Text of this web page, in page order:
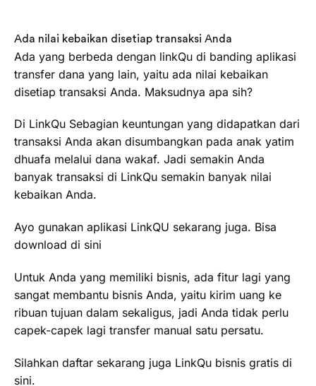
Ada nilai kebaikan disetiap transaksi Anda
Ada yang berbeda dengan linkQu di banding aplikasi
transfer dana yang lain, yaitu ada nilai kebaikan
disetiap transaksi Anda. Maksudnya apa sih?
Di LinkQu Sebagian keuntungan yang didapatkan dari
transaksi Anda akan disumbangkan pada anak yatim
dhuafa melalui dana wakaf. Jadi semakin Anda
banyak transaksi di LinkQu semakin banyak nilai
kebaikan Anda.
Ayo gunakan aplikasi LinkQU sekarang juga. Bisa
download di sini
Untuk Anda yang memiliki bisnis, ada fitur lagi yang
sangat membantu bisnis Anda, yaitu kirim uang ke
ribuan tujuan dalam sekaligus, jadi Anda tidak perlu
capek-capek lagi transfer manual satu persatu.
Silahkan daftar sekarang juga LinkQu bisnis gratis di
sini.